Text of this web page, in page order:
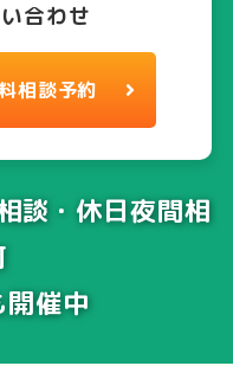
合わせ
相談予約
談・休日夜間相
開催中